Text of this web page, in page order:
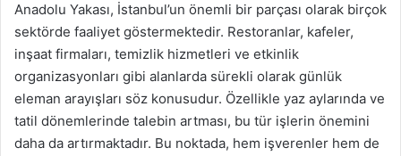
Anadolu Yakası, İstanbul’un önemli bir parçası olarak birçok
sektörde faaliyet göstermektedir. Restoranlar, kafeler,
inşaat firmaları, temizlik hizmetleri ve etkinlik
organizasyonları gibi alanlarda sürekli olarak günlük
eleman arayışları söz konusudur. Özellikle yaz aylarında ve
tatil dönemlerinde talebin artması, bu tür işlerin önemini
daha da artırmaktadır. Bu noktada, hem işverenler hem de